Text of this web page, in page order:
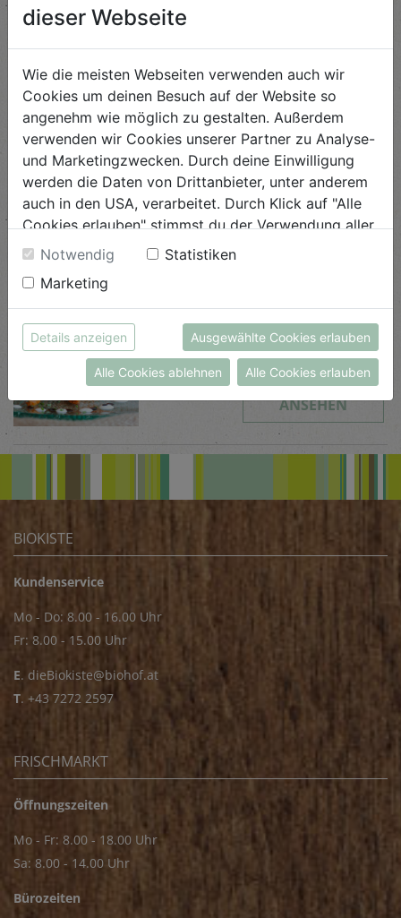
Schwierigkeit
leicht
Asiasalat mit Shiitake-
Pilzen
Schwierigkeit
leicht
Süßkartoffel-Wedges
Schwierigkeit
leicht
ANSEHEN
BIOKISTE
Kundenservice
Mo - Do: 8.00 - 16.00 Uhr
Fr: 8.00 - 15.00 Uhr
E. dieBiokiste@biohof.at
T. +43 7272 2597
FRISCHMARKT
Öffnungszeiten
Mo - Fr: 8.00 - 18.00 Uhr
Sa: 8.00 - 14.00 Uhr
Bürozeiten
dieser Webseite
Wie die meisten Webseiten verwenden auch wir
Cookies um deinen Besuch auf der Website so
angenehm wie möglich zu gestalten. Außerdem
verwenden wir Cookies unserer Partner zu Analyse-
und Marketingzwecken. Durch deine Einwilligung
werden die Daten von Drittanbieter, unter anderem
auch in den USA, verarbeitet. Durch Klick auf "Alle
Cookies erlauben" stimmst du der Verwendung aller
Cookies zu. Unter "Details anzeigen" findest du alle
Infos zu den unterschiedlichen Cookies, du kannst
auch entscheiden, welche Cookies du erlauben
möchtest.
Weitere Informationen findest du in unserer
Datenschutzerklärung
bzw. imImpressum
Notwendig
Statistiken
Marketing
Details anzeigen Ausgewählte Cookies erlauben
Alle Cookies ablehnen Alle Cookies erlauben